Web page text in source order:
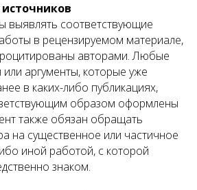
выявлять соответствующие
в рецензируемом материале,
авторами. Любые
аргументы, которые уже
в каких-либо публикациях,
образом оформлены
также обязан обращать
на существенное или частичное
иной работой, с которой
знаком.